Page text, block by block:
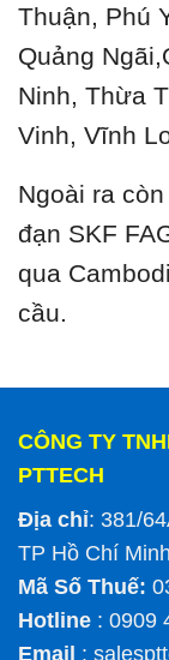
Thuận, Phú
Quảng
Ninh, Thừa
Vinh, Vĩnh
Ngoài ra
đạn SKF
qua
cầu.
CÔNG TY
PTTECH
Địa chỉ: 381/
TP Hồ Chí
Mã Số Thuế:
Hotline : 0909
Email :